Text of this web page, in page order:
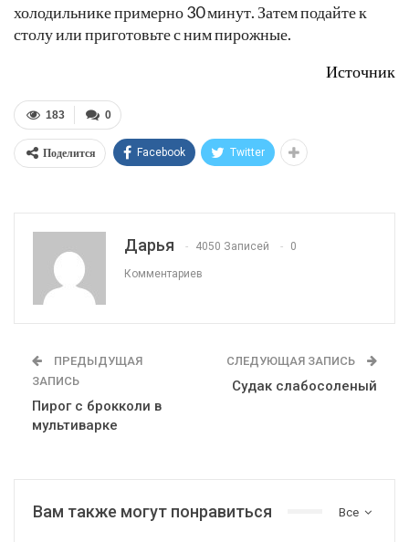
холодильнике примерно 30 минут. Затем подайте к
столу или приготовьте с ним пирожные.
Источник
0
183
Поделится Facebook Twitter
Дарья 4050 Записей 0
Комментариев
ПРЕДЫДУЩАЯ
ЗАПИСЬ
Пирог с брокколи в
мультиварке
СЛЕДУЮЩАЯ ЗАПИСЬ
Судак слабосоленый
Все
Вам также могут понравиться